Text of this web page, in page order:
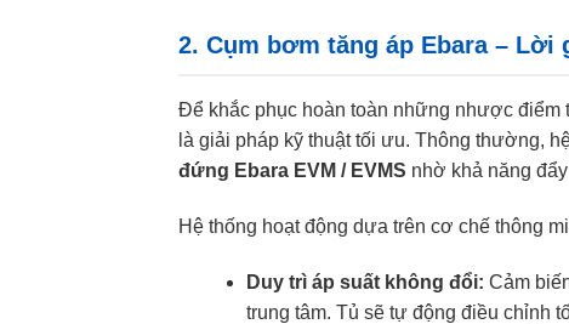
2. Cụm bơm tăng áp Ebara –
Để khắc phục hoàn toàn những nhược điểm
là giải pháp kỹ thuật tối ưu. Thông thường,
đứng Ebara EVM / EVMS nhờ khả năng
Hệ thống hoạt động dựa trên cơ chế thông
Duy trì áp suất không đổi: Cảm
trung tâm. Tủ sẽ tự động điều chỉnh